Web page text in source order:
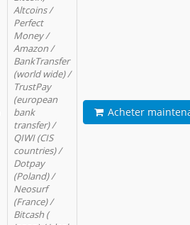
Altcoins /
Perfect
Money /
Amazon /
BankTransfer
(world wide) /
TrustPay
(european
bank
transfer) /
QIWI (CIS
countries) /
Dotpay
(Poland) /
Neosurf
(France) /
Bitcash (
Acheter